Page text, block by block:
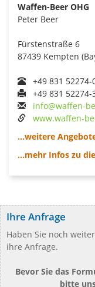
Waffen-Beer OHG
Peter Beer
Fürstenstraße 6
87439 Kempten
+49 831 52274-
+49 831 52274-
info@waffen-
www.waffen-
...weitere
...mehr Infos zu
Ihre Anfrage
Haben Sie noch
ihre Anfrage.
Bevor Sie das
bitte